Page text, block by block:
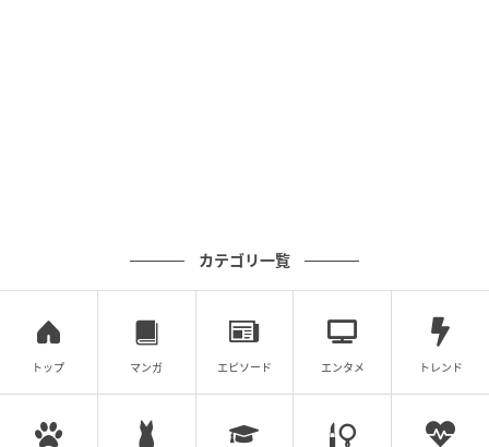
は各お店・ブランドなどにご確認くださいませ。
writer：S.Kaji
元記事で読む
次の記事
カテゴリ一覧
トップ マンガ エピソード エンタメ トレンド